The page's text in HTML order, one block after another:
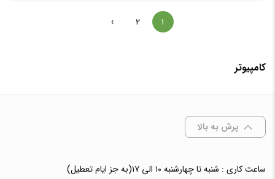
✧ چت با پشتیبان واتس آپ
۱ ۲ ›
کامپیوتر
پرش به بالا
ساعت کاری : شنبه تا چهارشنبه ۱۰ الی ۱۷(به جز ایام تعطیل)